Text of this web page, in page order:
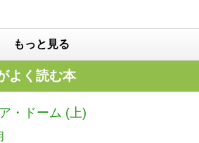
もっと見る
よく読む本
・ドーム (上)